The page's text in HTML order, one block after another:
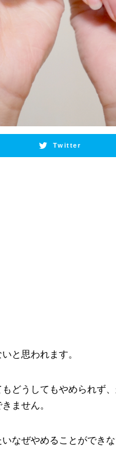
Twitter
と思われます。
どうしてもやめられず
ません。
なぜやめることができ